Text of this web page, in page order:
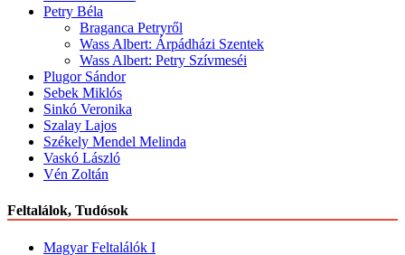
Petry Béla
Braganca Petryről
Wass Albert: Árpádházi Szentek
Wass Albert: Petry Szívmeséi
Plugor Sándor
Sebek Miklós
Sinkó Veronika
Szalay Lajos
Székely Mendel Melinda
Vaskó László
Vén Zoltán
Feltalálok, Tudósok
Magyar Feltalálók I